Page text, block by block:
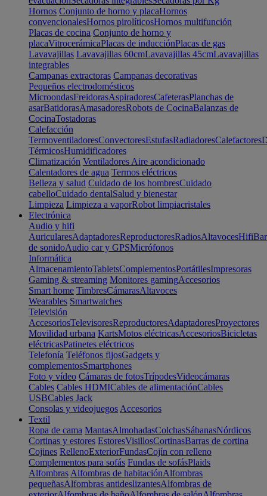
Hornos Conjunto de horno y placaHornos
convencionalesHornos pirolíticosHornos multifunción
Placas de cocina Conjunto de horno y
placaVitrocerámicaPlacas de inducciónPlacas de gas
Lavavajillas Lavavajillas 60cmLavavajillas 45cmLavavajillas
integrables
Campanas extractoras Campanas decorativas
Pequeños electrodomésticos
MicroondasFreidorasAspiradoresCafeterasPlanchas de
asarBatidorasAmasadoresRobots de CocinaBalanzas de
CocinaTostadoras
Calefacción
TermoventiladoresConvectoresEstufasRadiadoresCalefactores
TérmicosHumidificadores
Climatización Ventiladores Aire acondicionado
Calentadores de agua Termos eléctricos
Belleza y salud Cuidado de los hombresCuidado
cabelloCuidado dentalSalud y bienestar
Limpieza Limpieza a vaporRobot limpiacristales
Electrónica
Audio y hifi
AuricularesAdaptadoresReproductoresRadiosAltavocesHifi
de sonidoAudio car y GPSMicrófonos
Informática
AlmacenamientoTabletsComplementosPortátilesImpresoras
Gaming & streaming Monitores gamingAccesorios
Smart home TimbresCámarasAltavoces
Wearables Smartwatches
Televisión
AccesoriosTelevisoresReproductoresAdaptadoresProyectores
Movilidad urbana KartsMotos eléctricasAccesoriosBicicletas
eléctricasPatinetes eléctricos
Telefonía Teléfonos fijosGadgets y
complementosSmartphones
Foto y vídeo Cámaras de fotosTrípodesVideocámaras
Cables Cables HDMICables de alimentaciónCables
USBCables Jack
Consolas y videojuegos Accesorios
Textil
Ropa de cama MantasAlmohadasColchasSábanasNórdicos
Cortinas y estores EstoresVisillosCortinasBarras de cortina
Cojines RellenoExteriorFundasCojín con relleno
Complementos para sofás Fundas de sofásPlaids
Alfombras Alfombras de habitaciónAlfombras
pequeñasAlfombras antideslizantesAlfombras de